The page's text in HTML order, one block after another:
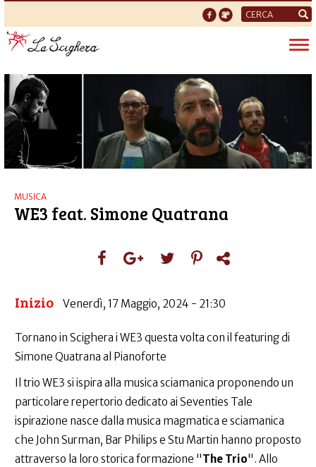
Form
di
ricerca
MUSICA
WE3 feat. Simone Quatrana
Inizio Venerdì, 17 Maggio, 2024 - 21:30
Tornano in Scighera i WE3 questa volta con il featuring di
Simone Quatrana al Pianoforte
Il trio WE3 si ispira alla musica sciamanica proponendo un
particolare repertorio dedicato ai Seventies Tale
ispirazione nasce dalla musica magmatica e sciamanica
che John Surman, Bar Philips e Stu Martin hanno proposto
attraverso la loro storica formazione "The Trio". Allo